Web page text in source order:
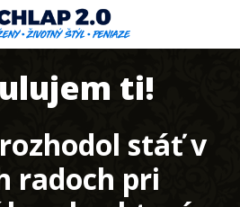
ti!
stáť v
radoch pri